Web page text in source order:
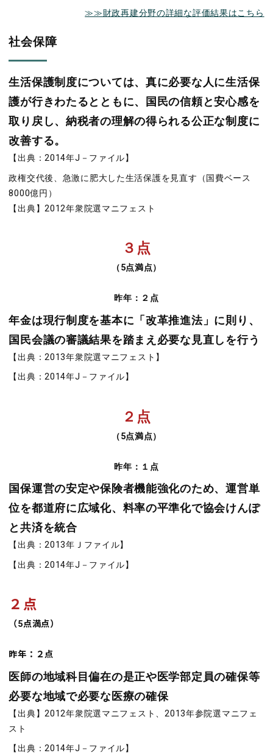
≫≫財政再建分野の詳細な評価結果はこちら
社会保障
生活保護制度については、真に必要な人に生活保
護が行きわたるとともに、国民の信頼と安心感を
取り戻し、納税者の理解の得られる公正な制度に
改善する。
【出典：2014年J－ファイル】
政権交代後、急激に肥大した生活保護を見直す（国費ベース
8000億円）
【出典】2012年衆院選マニフェスト
３点
（5点満点）
昨年：２点
年金は現行制度を基本に「改革推進法」に則り、
国民会議の審議結果を踏まえ必要な見直しを行う
【出典：2013年衆院選マニフェスト】
【出典：2014年J－ファイル】
２点
（5点満点）
昨年：１点
国保運営の安定や保険者機能強化のため、運営単
位を都道府に広域化、料率の平準化で協会けんぽ
と共済を統合
【出典：2013年Ｊファイル】
【出典：2014年J－ファイル】
２点
（5点満点）
昨年：２点
医師の地域科目偏在の是正や医学部定員の確保等
必要な地域で必要な医療の確保
【出典】2012年衆院選マニフェスト、2013年参院選マニフェ
スト
【出典：2014年J－ファイル】